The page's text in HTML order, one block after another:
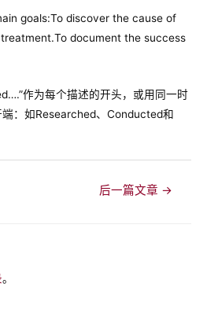
goals:To discover the cause of
document the success
作为每个描述的开头，或用同一时
：如Researched、Conducted和
后一篇文章 →
。